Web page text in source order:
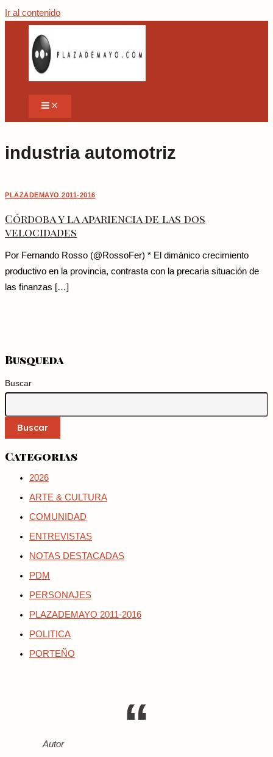
Ir al contenido
industria automotriz
PLAZADEMAYO 2011-2016
Córdoba y la apariencia de las dos
velocidades
Por Fernando Rosso (@RossoFer) * El dimánico crecimiento
productivo en la provincia, contrasta con la precaria situación de
las finanzas […]
Busqueda
Buscar
Buscar
Categorias
2026
ARTE & CULTURA
COMUNIDAD
ENTREVISTAS
NOTAS DESTACADAS
PDM
PERSONAJES
PLAZADEMAYO 2011-2016
POLITICA
PORTEÑO
Autor